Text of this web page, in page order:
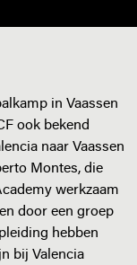
in Vaassen
ook bekend
naar Vaassen
Montes, die
werkzaam
door een groep
hebben
bij Valencia